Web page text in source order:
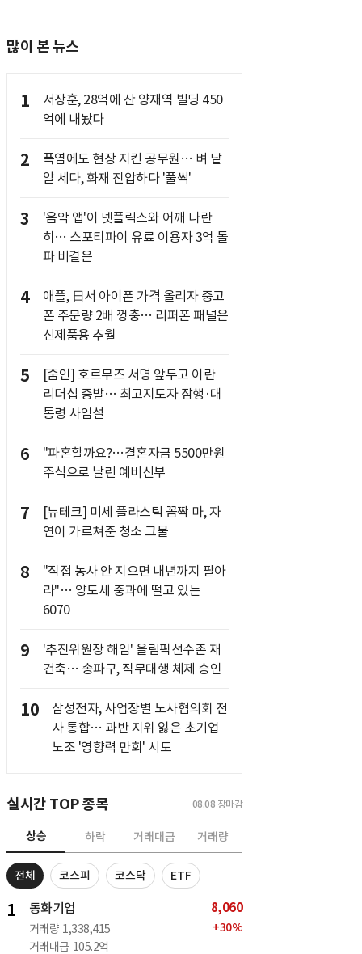
많이 본 뉴스
1
서장훈, 28억에 산 양재역 빌딩 450
억에 내놨다
2
폭염에도 현장 지킨 공무원… 벼 낱
알 세다, 화재 진압하다 '풀썩'
3
'음악 앱'이 넷플릭스와 어깨 나란
히… 스포티파이 유료 이용자 3억 돌
파 비결은
4
애플, 日서 아이폰 가격 올리자 중고
폰 주문량 2배 껑충… 리퍼폰 패널은
신제품용 추월
5
[줌인] 호르무즈 서명 앞두고 이란
리더십 증발… 최고지도자 잠행·대
통령 사임설
6
"파혼할까요?…결혼자금 5500만원
주식으로 날린 예비신부
7
[뉴테크] 미세 플라스틱 꼼짝 마, 자
연이 가르쳐준 청소 그물
8
"직접 농사 안 지으면 내년까지 팔아
라"… 양도세 중과에 떨고 있는
6070
9
'추진위원장 해임' 올림픽선수촌 재
건축… 송파구, 직무대행 체제 승인
10
삼성전자, 사업장별 노사협의회 전
사 통합… 과반 지위 잃은 초기업
노조 '영향력 만회' 시도
실시간 TOP 종목 08.08 장마감
상승 하락 거래대금 거래량
전체 코스피 코스닥 ETF
1 동화기업
거래량 1,338,415
거래대금 105.2억
8,060
+30%